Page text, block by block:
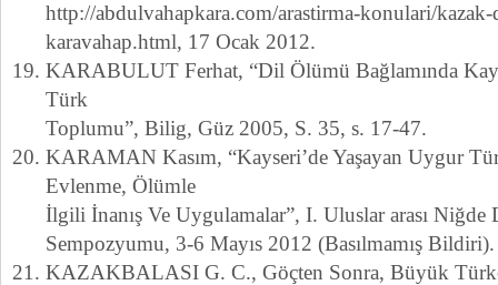
http://abdulvahapkara.com/arastirma-konulari/
karavahap.html, 17 Ocak 2012.
KARABULUT Ferhat, “Dil Ölümü Bağlamında
Türk
Toplumu”, Bilig, Güz 2005, S. 35, s. 17-47.
KARAMAN Kasım, “Kayseri’de Yaşayan Uygur
Evlenme, Ölümle
İlgili İnanış Ve Uygulamalar”, I. Uluslar arası
Sempozyumu, 3-6 Mayıs 2012 (Basılmamış Bildiri).
KAZAKBALASI G. C., Göçten Sonra, Büyük